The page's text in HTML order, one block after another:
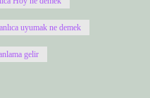
uyumak ne demek
gelir